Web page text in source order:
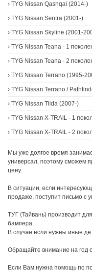
› TYG Nissan Qashqai (2014-)
› TYG Nissan Sentra (2001-)
› TYG Nissan Skyline (2001-
› TYG Nissan Teana - 1
› TYG Nissan Teana - 2
› TYG Nissan Terrano (1995-
› TYG Nissan Terrano /
› TYG Nissan Tiida (2007-)
› TYG Nissan X-TRAIL - 1
› TYG Nissan X-TRAIL - 2
Мы уже долгое время
универсал, поэтому сможем
цену.
В ситуации, если
продаже, поступит письмо с
ТУГ (Тайвань) производит
бампера.
В случае если нужны иные
Обращайте внимание на год
Если Вам нужна помощь по